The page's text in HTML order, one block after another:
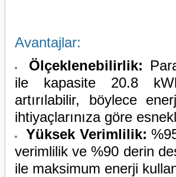
Avantajlar:
Ölçeklenebilirlik:
ile kapasite 20.8
artırılabilir, böylece
ihtiyaçlarınıza göre
Yüksek Verimlilik:
verimlilik ve %90 derin
ile maksimum enerji